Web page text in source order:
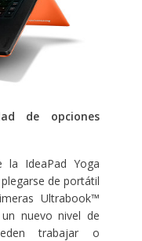
de opciones
IdeaPad Yoga
de portátil
Ultrabook™
nuevo nivel de
trabajar o